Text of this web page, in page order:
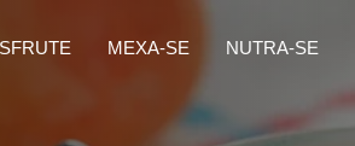
MEXA-SE NUTRA-SE